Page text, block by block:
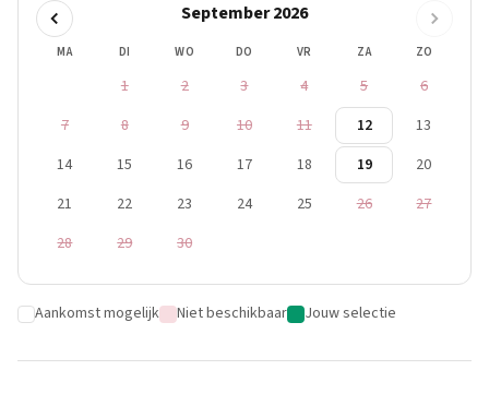
September 2026
MA DI WO DO VR ZA ZO
1 2 3 4 5
6
7
8 9 10 11 12
13
14
15 16 17 18 19
20
21
22 23 24 25 26
27
28
29 30
Aankomst mogelijk Niet beschikbaar Jouw selectie